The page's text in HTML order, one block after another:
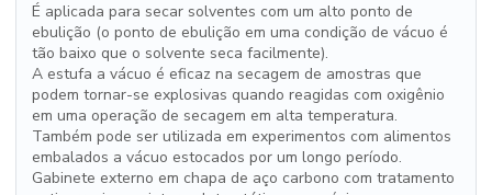
É aplicada para secar solventes com um alto ponto de
ebulição (o ponto de ebulição em uma condição de vácuo é
tão baixo que o solvente seca facilmente).
A estufa a vácuo é eficaz na secagem de amostras que
podem tornar-se explosivas quando reagidas com oxigênio
em uma operação de secagem em alta temperatura.
Também pode ser utilizada em experimentos com alimentos
embalados a vácuo estocados por um longo período.
Gabinete externo em chapa de aço carbono com tratamento